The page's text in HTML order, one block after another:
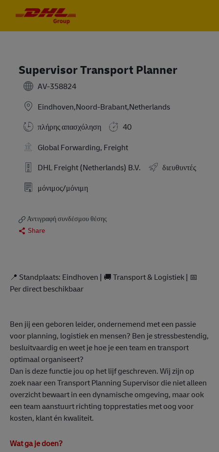
Supervisor Transport Planner
AV-358824
Eindhoven,Noord-Brabant,Netherlands
πλήρης απασχόληση
40
Global Forwarding, Freight
DHL Freight (Netherlands) B.V.
διευθυντές
μόνιμος/μόνιμη
Αντιγραφή συνδέσμου θέσης
Share
📍 Standplaats: Eindhoven | 🚚 Transport & Logistiek | 📅
Per direct beschikbaar
Ben jij een geboren leider, ondernemend met een passie
voor planning, logistiek en mensen? Ben je stressbestendig,
besluitvaardig en weet je hoe je een team en transport
optimaal organiseert?
Dan is deze functie jou op het lijf geschreven. Wij zijn op
zoek naar een Transport Planning Supervisor die niet alleen
overzicht bewaart in een dynamische omgeving, maar ook
een team aanstuurt richting topprestaties met oog voor
kosten, klant én kwaliteit.
Wat ga je doen?